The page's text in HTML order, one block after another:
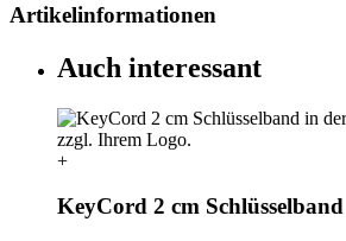
Artikelinformationen
Auch interessant
+
KeyCord 2 cm Schlüsselband